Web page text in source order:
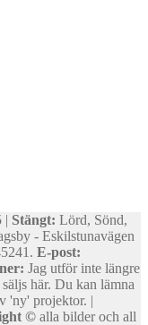
| Stängt: Lörd, Sönd,
- Eskilstunavägen
E-post:
Jag utför inte längre
här. Du kan lämna
'ny' projektor. |
© alla bilder och all